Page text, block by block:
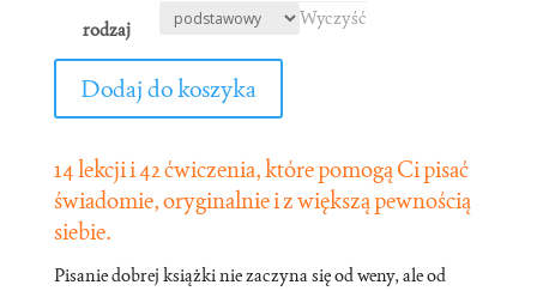
od
900,00 zł
do
900,00 zł
rodzaj
Wyczyść
przez
pisanie
on-
line
Dodaj do koszyka
14 lekcji i 42 ćwiczenia, które pomogą Ci pisać
świadomie, oryginalnie i z większą pewnością
siebie.
Pisanie dobrej książki nie zaczyna się od weny, ale od